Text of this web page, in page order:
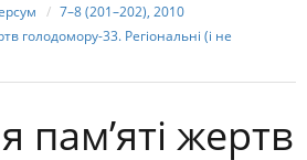
7–8 (201–202), 2010
голодомору-33. Регіональні (і не
пам’яті жертв